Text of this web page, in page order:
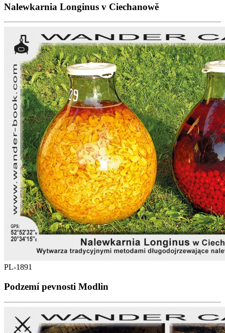
Nalewkarnia Longinus v Ciechanowě
PL-1891
Podzemí pevnosti Modlin